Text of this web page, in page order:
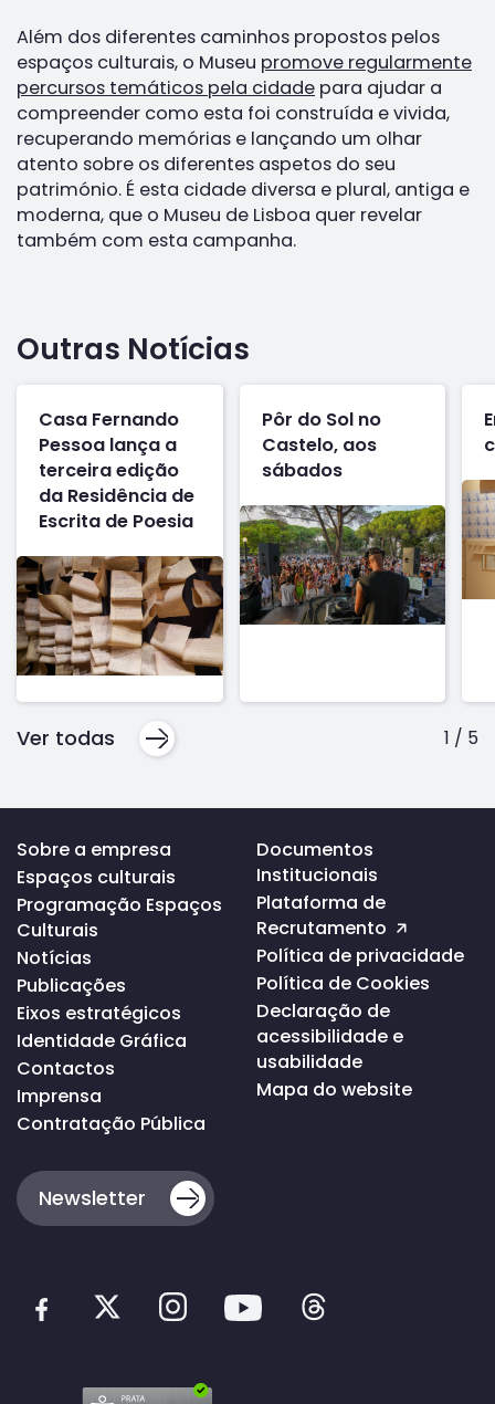
Além dos diferentes caminhos propostos pelos
espaços culturais, o Museu promove regularmente
percursos temáticos pela cidade para ajudar a
compreender como esta foi construída e vivida,
recuperando memórias e lançando um olhar
atento sobre os diferentes aspetos do seu
património. É esta cidade diversa e plural, antiga e
moderna, que o Museu de Lisboa quer revelar
também com esta campanha.
Outras Notícias
Casa Fernando
Pessoa lança a
terceira edição
da Residência de
Escrita de Poesia
Pôr do Sol no
Castelo, aos
sábados
1 / 5
Ver todas
Voltar
ao
topo
da
página
Sobre a empresa
Espaços culturais
Programação Espaços
Culturais
Notícias
Publicações
Eixos estratégicos
Identidade Gráfica
Contactos
Imprensa
Contratação Pública
Documentos
Institucionais
Plataforma de
Recrutamento
Política de privacidade
Política de Cookies
Declaração de
acessibilidade e
usabilidade
Mapa do website
Newsletter